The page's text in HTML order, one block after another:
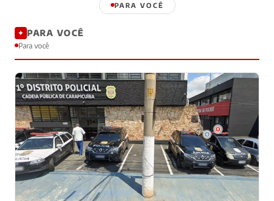
PARA VOCÊ
✦ PARA VOCÊ
Para você